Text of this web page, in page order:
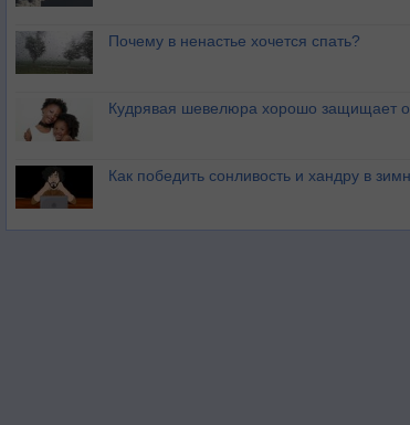
Почему в ненастье хочется спать?
Кудрявая шевелюра хорошо защищает
Как победить сонливость и хандру в